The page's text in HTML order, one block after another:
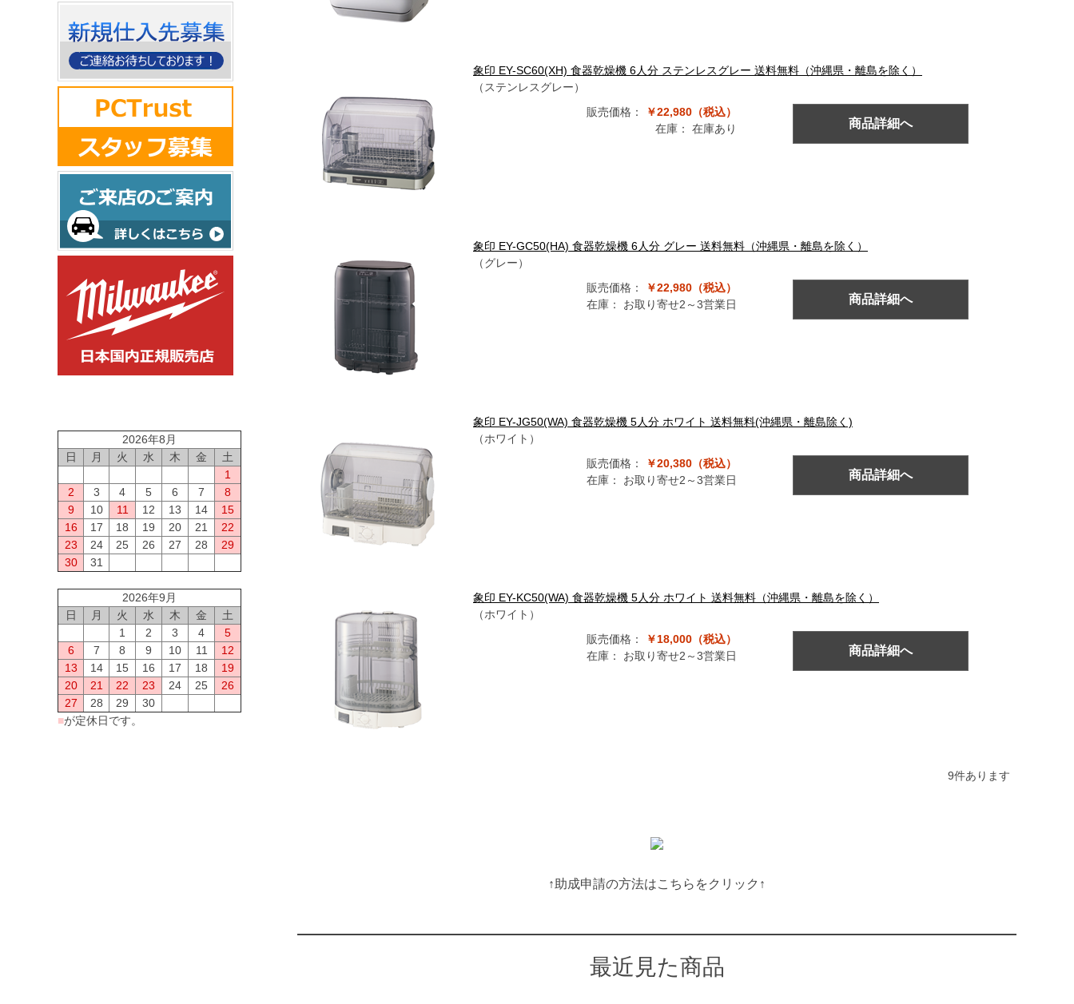
2026年8月
日
月 火 水 木 金
土
1
2
3 4 5 6 7
8
9
10 11 12 13 14
15
16
17 18 19 20 21
22
23
24 25 26 27 28
29
30
31
2026年9月
日
月 火 水 木 金
土
1
2 3 4
5
6
7 8 9 10 11
12
13
14 15 16 17 18
19
20
21 22 23 24 25
26
27
28 29
30
■が定休日です。
象印 EY-SC60(XH) 食器乾燥機 6人分 ステンレスグレー 送料無料（沖縄県・離島を除く）
（ステンレスグレー）
販売価格：
￥22,980（税込）
在庫：
在庫あり 商品詳細へ
象印 EY-GC50(HA) 食器乾燥機 6人分 グレー 送料無料（沖縄県・離島を除く）
（グレー）
販売価格：
￥22,980（税込）
在庫：
お取り寄せ2～3営業日 商品詳細へ
象印 EY-JG50(WA) 食器乾燥機 5人分 ホワイト 送料無料(沖縄県・離島除く)
（ホワイト）
販売価格：
￥20,380（税込）
在庫：
お取り寄せ2～3営業日 商品詳細へ
象印 EY-KC50(WA) 食器乾燥機 5人分 ホワイト 送料無料（沖縄県・離島を除く）
（ホワイト）
販売価格：
￥18,000（税込）
在庫：
お取り寄せ2～3営業日 商品詳細へ
9件あります
↑助成申請の方法はこちらをクリック↑
最近見た商品